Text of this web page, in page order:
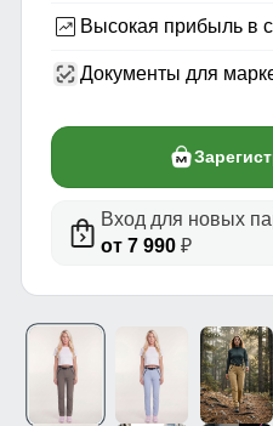
Высокая прибыль в
Документы для
Вход для новых
от 7 990₽